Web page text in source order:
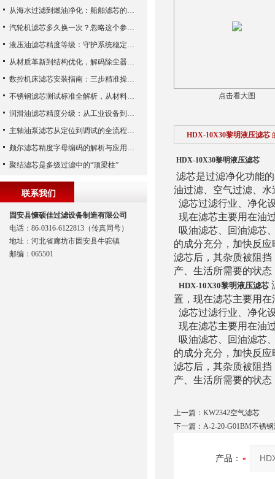
点击看大图
HDX-10X30黎明液压滤芯
HDX-10X30黎明液压滤芯
滤芯是过滤净化功能
油过滤、空气过滤、
滤芯过滤行业、净化
现在滤芯主要用在油
吸油滤芯、回油滤芯
的成分充分，加快反
滤芯后，其杂质被阻
产、生活所需要的状
HDX-10X30黎明液压滤芯
置，现在滤芯主要用
滤芯过滤行业、净化
现在滤芯主要用在油
吸油滤芯、回油滤芯
的成分充分，加快反
滤芯后，其杂质被阻
产、生活所需要的状
上一篇： KW2342空气滤芯
下一篇： A-2-20-G01BM不锈
产品：
从海水过滤到燃油净化：船舶滤芯的多场景应用解析
汽轮机滤芯多久换一次？忽略这个参数，机组非停损失可能上百万！
液压油滤芯精度等级：守护系统稳定与寿命的“微米标尺”
从材质革新到结构优化，解码除尘器滤芯性能跃升的核心逻辑
数控机床滤芯安装指南：三步精准操作，杜绝设备“亚健康”
不锈钢滤芯测试标准全解析，从材料性能到应用场景的严苛验证
润滑油滤芯精度分级：从工业设备到精密系统的过滤密码
主轴油泵滤芯从定位到调试的全流程解析
颇尔滤芯精度字母编码的解析与应用指南
聚结滤芯是多级过滤中的“顶梁柱”
联系我们
固安县慷硕佳过滤设备制造有限公司
电话：86-0316-6122813（传真同号）
地址：河北省廊坊市固安县牛驼镇
邮编：065501